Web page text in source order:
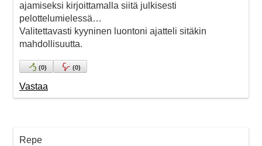
ajamiseksi kirjoittamalla siitä julkisesti
pelottelumielessä…
Valitettavasti kyyninen luontoni ajatteli sitäkin
mahdollisuutta.
(0) (0)
Vastaa
Repe